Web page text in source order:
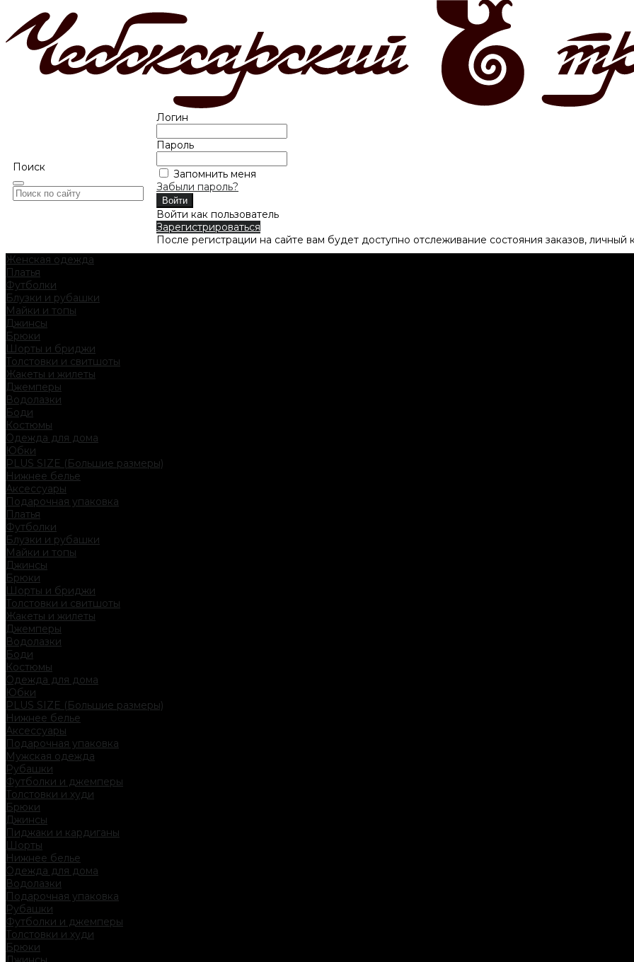
Поиск
Логин
Пароль
Запомнить меня
Забыли пароль?
Войти как пользователь
Зарегистрироваться
После регистрации на сайте вам будет доступно отслеживание состояния заказов,
Женская одежда
Платья
Футболки
Блузки и рубашки
Майки и топы
Джинсы
Брюки
Шорты и бриджи
Толстовки и свитшоты
Жакеты и жилеты
Джемперы
Водолазки
Боди
Костюмы
Одежда для дома
Юбки
PLUS SIZE (Большие размеры)
Нижнее белье
Аксессуары
Подарочная упаковка
Платья
Футболки
Блузки и рубашки
Майки и топы
Джинсы
Брюки
Шорты и бриджи
Толстовки и свитшоты
Жакеты и жилеты
Джемперы
Водолазки
Боди
Костюмы
Одежда для дома
Юбки
PLUS SIZE (Большие размеры)
Нижнее белье
Аксессуары
Подарочная упаковка
Мужская одежда
Рубашки
Футболки и джемперы
Толстовки и худи
Брюки
Джинсы
Пиджаки и кардиганы
Шорты
Нижнее белье
Одежда для дома
Водолазки
Подарочная упаковка
Рубашки
Футболки и джемперы
Толстовки и худи
Брюки